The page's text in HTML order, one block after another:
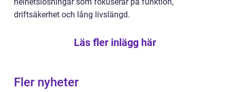
driftsäkerhet och lång livslängd.
Läs fler inlägg här
Fler nyheter